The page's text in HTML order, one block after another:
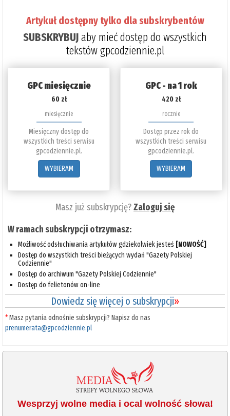
Artykuł dostępny tylko dla subskrybentów
SUBSKRYBUJaby mieć dostęp do wszystkich
tekstów gpcodziennie.pl
GPC miesięcznie
60 zł
miesięcznie
Miesięczny dostęp do
wszystkich treści serwisu
gpcodziennie.pl.
WYBIERAM
GPC - na 1 rok
420 zł
rocznie
Dostęp przez rok do
wszystkich treści serwisu
gpcodziennie.pl.
WYBIERAM
Masz już subskrypcję?Zaloguj się
W ramach subskrypcji otrzymasz:
Możliwość odsłuchiwania artykułów gdziekolwiek jesteś [NOWOŚĆ]
Dostęp do wszystkich treści bieżących wydań "Gazety Polskiej
Codziennie"
Dostęp do archiwum "Gazety Polskiej Codziennie"
Dostęp do felietonów on-line
Dowiedz się więcej o subskrypcji»
*Masz pytania odnośnie subskrypcji? Napisz do nas
prenumerata@gpcodziennie.pl
Wesprzyj wolne media i ocal wolność słowa!